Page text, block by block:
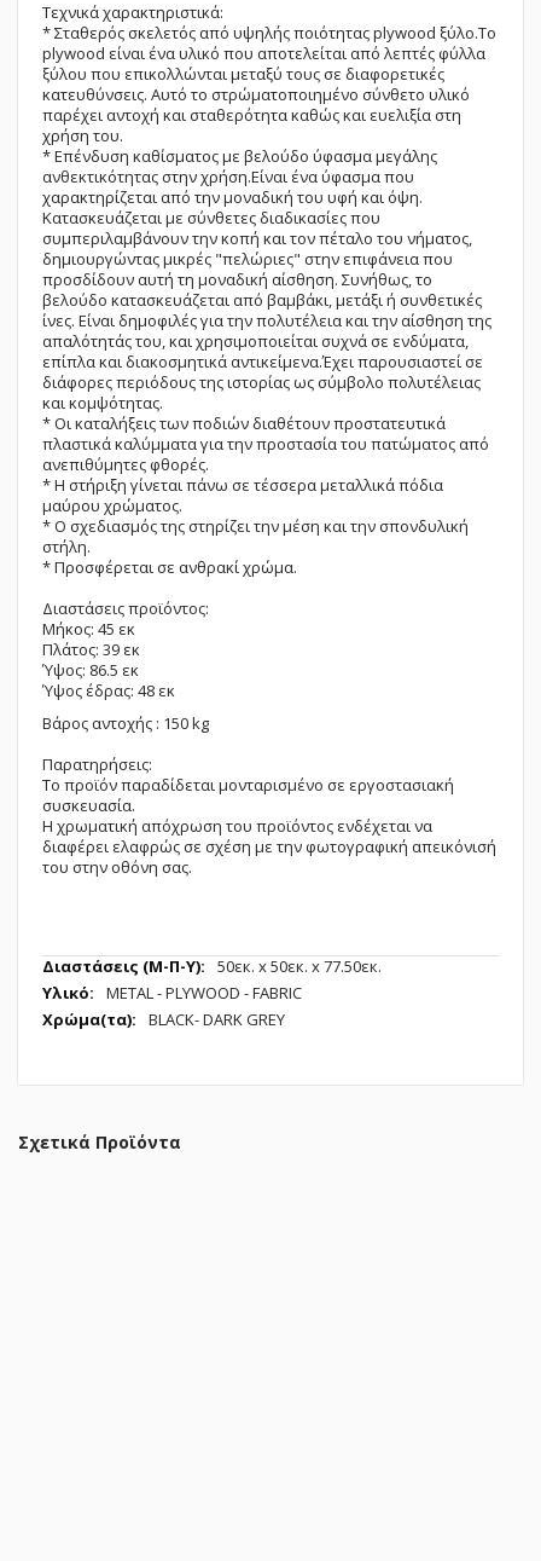
Τεχνικά χαρακτηριστικά:
* Σταθερός σκελετός από υψηλής ποιότητας plywood ξύλο.Το
plywood είναι ένα υλικό που αποτελείται από λεπτές φύλλα
ξύλου που επικολλώνται μεταξύ τους σε διαφορετικές
κατευθύνσεις. Αυτό το στρώματοποιημένο σύνθετο υλικό
παρέχει αντοχή και σταθερότητα καθώς και ευελιξία στη
χρήση του.
* Επένδυση καθίσματος με βελούδο ύφασμα μεγάλης
ανθεκτικότητας στην χρήση.Είναι ένα ύφασμα που
χαρακτηρίζεται από την μοναδική του υφή και όψη.
Κατασκευάζεται με σύνθετες διαδικασίες που
συμπεριλαμβάνουν την κοπή και τον πέταλο του νήματος,
δημιουργώντας μικρές "πελώριες" στην επιφάνεια που
προσδίδουν αυτή τη μοναδική αίσθηση. Συνήθως, το
βελούδο κατασκευάζεται από βαμβάκι, μετάξι ή συνθετικές
ίνες. Είναι δημοφιλές για την πολυτέλεια και την αίσθηση της
απαλότητάς του, και χρησιμοποιείται συχνά σε ενδύματα,
επίπλα και διακοσμητικά αντικείμενα.Έχει παρουσιαστεί σε
διάφορες περιόδους της ιστορίας ως σύμβολο πολυτέλειας
και κομψότητας.
* Οι καταλήξεις των ποδιών διαθέτουν προστατευτικά
πλαστικά καλύμματα για την προστασία του πατώματος από
ανεπιθύμητες φθορές.
* Η στήριξη γίνεται πάνω σε τέσσερα μεταλλικά πόδια
μαύρου χρώματος.
* Ο σχεδιασμός της στηρίζει την μέση και την σπονδυλική
στήλη.
* Προσφέρεται σε ανθρακί χρώμα.
Διαστάσεις προϊόντος:
Μήκος: 45 εκ
Πλάτος: 39 εκ
Ύψος: 86.5 εκ
Ύψος έδρας: 48 εκ
Βάρος αντοχής : 150 kg
Παρατηρήσεις:
Το προϊόν παραδίδεται μονταρισμένο σε εργοστασιακή
συσκευασία.
Η χρωματική απόχρωση του προϊόντος ενδέχεται να
διαφέρει ελαφρώς σε σχέση με την φωτογραφική απεικόνισή
του στην οθόνη σας.
Περισσότερες
Πληροφορίες
50εк. x 50εк. x 77.50εк.
METAL - PLYWOOD - FABRIC
BLACK- DARK GREY
Σχετικά Προϊόντα